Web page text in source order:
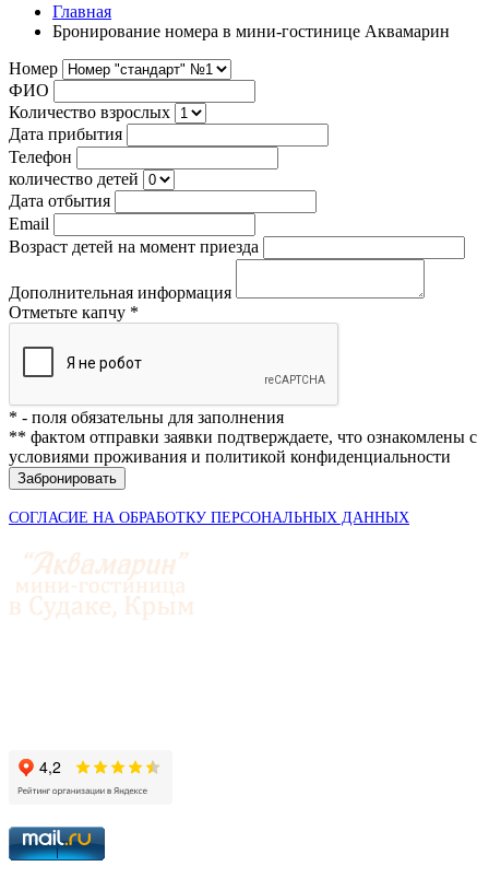
Главная
Бронирование номера в мини-гостинице Аквамарин
Номер
ФИО
Количество взрослых
Дата прибытия
Телефон
количество детей
Дата отбытия
Email
Возраст детей на момент приезда
Дополнительная информация
Отметьте капчу *
* - поля обязательны для заполнения
** фактом отправки заявки подтверждаете, что ознакомлены с
условиями проживания и политикой конфиденциальности
Забронировать
СОГЛАСИЕ НА ОБРАБОТКУ ПЕРСОНАЛЬНЫХ ДАННЫХ